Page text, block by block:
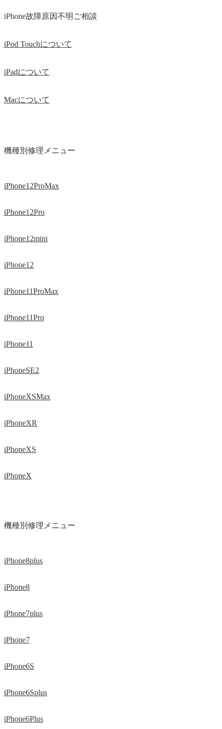
iPhone故障原因不明ご相談
iPod Touchについて
iPadについて
Macについて
機種別修理メニュー
iPhone12ProMax
iPhone12Pro
iPhone12mini
iPhone12
iPhone11ProMax
iPhone11Pro
iPhone11
iPhoneSE2
iPhoneXSMax
iPhoneXR
iPhoneXS
iPhoneX
機種別修理メニュー
iPhone8plus
iPhone8
iPhone7plus
iPhone7
iPhone6S
iPhone6Splus
iPhone6Plus